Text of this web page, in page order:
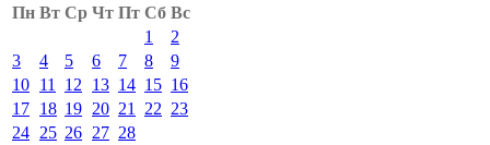
Пн Вт Ср Чт Пт Сб Вс
1
2
3
4 5 6 7 8
9
10 11 12 13 14 15 16
17 18 19 20 21 22 23
24 25 26 27 28